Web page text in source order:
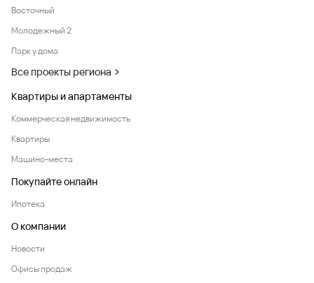
Восточный
Молодежный 2
Парк у дома
Все проекты региона
Квартиры и апартаменты
Коммерческая недвижимость
Квартиры
Машино-места
Покупайте онлайн
Ипотека
О компании
Новости
Офисы продаж